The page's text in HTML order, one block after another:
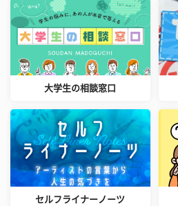
大学生の相談窓口
セルフライナーノーツ